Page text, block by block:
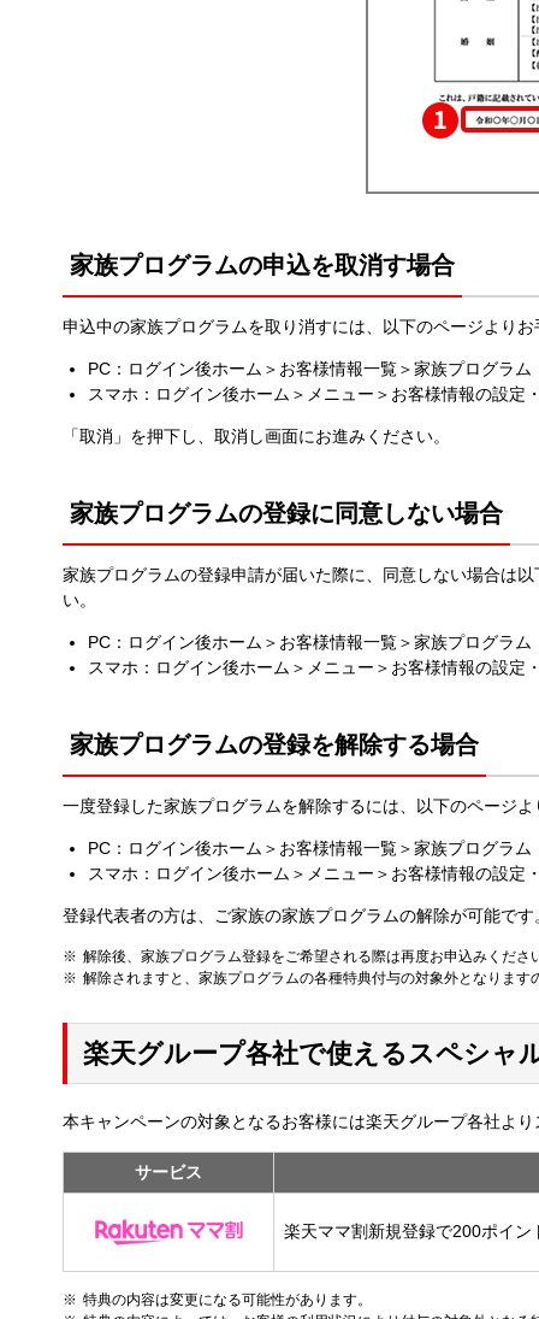
家族プログラムの申込を取消す場合
申込中の家族プログラムを取り消すには、以下のページより
PC：ログイン後ホーム＞お客様情報一覧＞家族プログラム
スマホ：ログイン後ホーム＞メニュー＞お客様情報の設定
「取消」を押下し、取消し画面にお進みください。
家族プログラムの登録に同意しない場合
家族プログラムの登録申請が届いた際に、同意しない場合は
い。
PC：ログイン後ホーム＞お客様情報一覧＞家族プログラム
スマホ：ログイン後ホーム＞メニュー＞お客様情報の設定
家族プログラムの登録を解除する場合
一度登録した家族プログラムを解除するには、以下のページ
PC：ログイン後ホーム＞お客様情報一覧＞家族プログラム
スマホ：ログイン後ホーム＞メニュー＞お客様情報の設定
登録代表者の方は、ご家族の家族プログラムの解除が可能で
解除後、家族プログラム登録をご希望される際は再度お申込みくださ
解除されますと、家族プログラムの各種特典付与の対象外となります
楽天グループ各社で使えるスペシャ
本キャンペーンの対象となるお客様には楽天グループ各社よ
サービス
楽天ママ割新規登録で200ポイン
特典の内容は変更になる可能性があります。